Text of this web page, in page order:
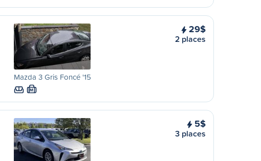
Mazda 3 Gris Foncé '15
M
29$
2 places
5$
3 places